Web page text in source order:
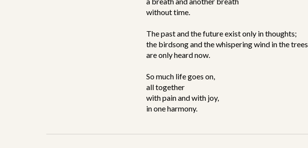
without time.
The past and the future exist only in thoughts;
the birdsong and the whispering wind in the trees
are only heard now.
So much life goes on,
all together
with pain and with joy,
in one harmony.